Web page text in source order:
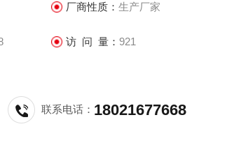
厂商性质： 生产厂家
访 问 量： 921
联系电话： 18021677668